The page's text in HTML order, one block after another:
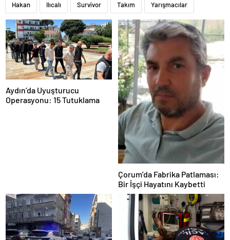
Hakan Ilıcalı Survivor Takım Yarışmacılar
Aydın’da Uyuşturucu
Operasyonu: 15 Tutuklama
Çorum’da Fabrika Patlaması:
Bir İşçi Hayatını Kaybetti